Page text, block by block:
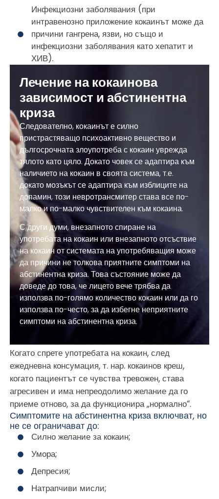
Инфекциозни заболявания (при
интравенозно приложение кокаинът може да
причини гангрена, язви, но също и
инфекциозни заболявания като хепатит и
ХИВ).
Лечение на кокаинова
зависимост и абстинентна
криза
Следователно, кокаинът е силно
пристрастяващо психоактивно вещество и
дългосрочната злоупотреба с кокаин уврежда
тялото като цяло. Докато човек се адаптира към
наличието на кокаин в своята система, т.е.
докато мозъкът се адаптира към изблиците на
допамин, този невротрансмитер става все по-
малко и по-малко чувствителен към кокаина.
С други думи, внезапното спиране на
употребата на кокаин или внезапното отсъствие
на кокаин от системата на употребяващия може
да причини не толкова приятните симптоми на
абстинентна криза. Това състояние може да
доведе до това, че лицето вече трябва да
използва по-голямо количество кокаин или да го
използва по-често, за да избегне неприятните
симптоми на абстинентна криза.
Когато спрете употребата на кокаин, след
ежедневна консумация, т. нар. кокаинов креш,
когато пациентът се чувства тревожен, става
агресивен и има непреодолимо желание да го
приеме отново, за да функционира „нормално“.
Симптомите на абстинентна криза включват, но
не се ограничават до:
Силно желание за кокаин;
Умора;
Депресия;
Натрапчиви мисли;